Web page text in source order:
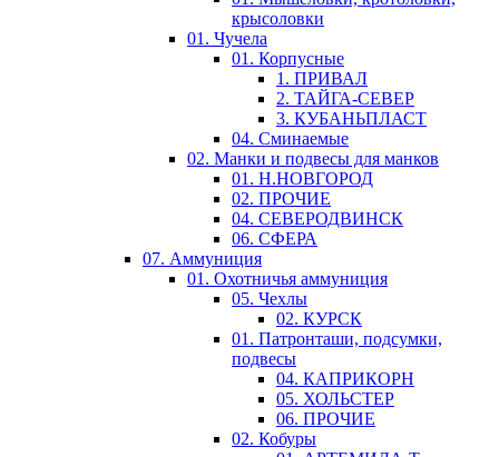
крысоловки
01. Чучела
01. Корпусные
1. ПРИВАЛ
2. ТАЙГА-СЕВЕР
3. КУБАНЬПЛАСТ
04. Сминаемые
02. Манки и подвесы для манков
01. Н.НОВГОРОД
02. ПРОЧИЕ
04. СЕВЕРОДВИНСК
06. СФЕРА
07. Аммуниция
01. Охотничья аммуниция
05. Чехлы
02. КУРСК
01. Патронташи, подсумки,
подвесы
04. КАПРИКОРН
05. ХОЛЬСТЕР
06. ПРОЧИЕ
02. Кобуры